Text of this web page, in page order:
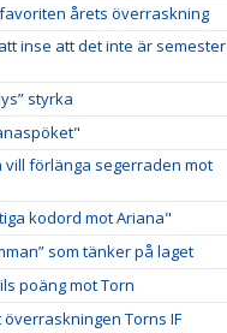
årets överraskning
inse att det inte är semester
styrka
förlänga segerraden mot
kodord mot Ariana"
som tänker på laget
poäng mot Torn
Torns IF